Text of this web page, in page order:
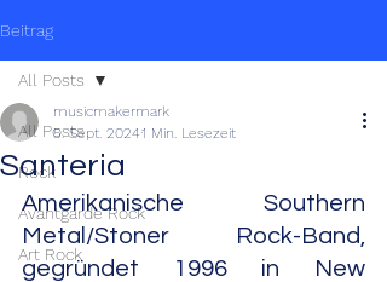
Beitrag
All Posts
Rock
Avantgarde Rock
Art Rock
All Posts
Santeria
musicmakermark
5. Sept. 20241 Min. Lesezeit
Amerikanische Southern
Metal/Stoner Rock-Band,
gegründet 1996 in New